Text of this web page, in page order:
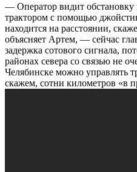
— Оператор видит обстановку
трактором с помощью
находится на расстоянии,
объясняет Артем, — сейчас
задержка сотового сигнала,
районах севера со связью не
Челябинске можно управлять
скажем, сотни километров «в